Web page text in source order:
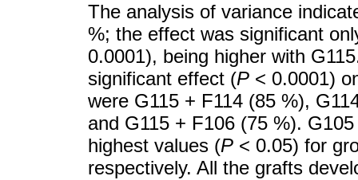
The analysis of variance
%; the effect was significant
0.0001), being higher with
significant effect (P < 0.0001)
were G115 + F114 (85 %),
and G115 + F106 (75 %).
highest values (P < 0.05) for
respectively. All the grafts